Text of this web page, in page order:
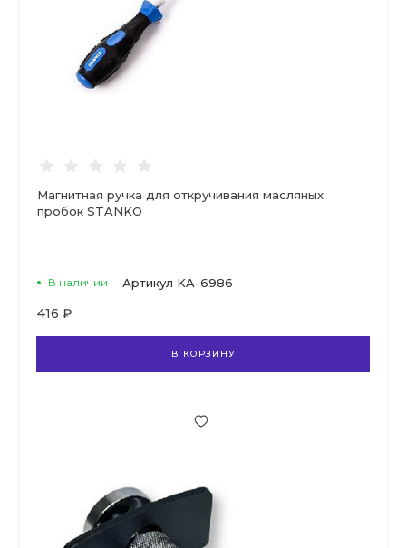
Магнитная ручка для откручивания масляных
пробок STANKO
В наличии Артикул KA-6986
416 ₽
В КОРЗИНУ